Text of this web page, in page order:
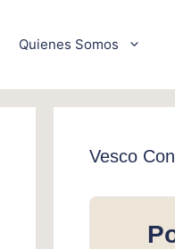
Quienes Somos
Vesco